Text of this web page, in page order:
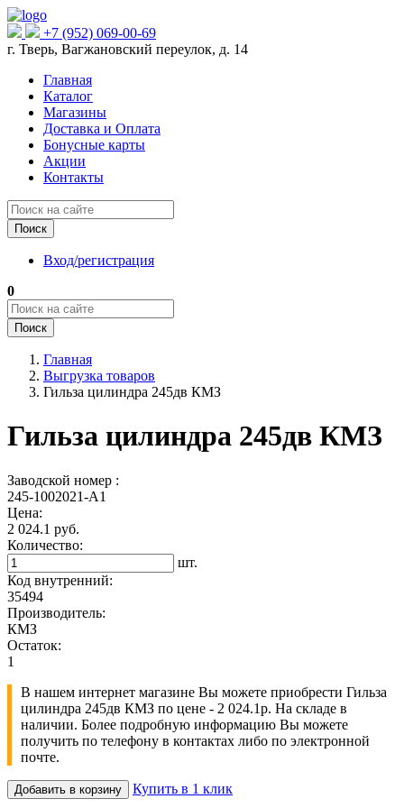
+7 (952) 069-00-69
г. Тверь, Вагжановский переулок, д. 14
Главная
Каталог
Магазины
Доставка и Оплата
Бонусные карты
Акции
Контакты
Поиск
Вход/регистрация
0
Поиск
Главная
Выгрузка товаров
Гильза цилиндра 245дв КМЗ
Гильза цилиндра 245дв КМЗ
Заводской номер :
245-1002021-А1
Цена:
2 024.1 руб.
Количество:
шт.
Код внутренний:
35494
Производитель:
КМЗ
Остаток:
1
В нашем интернет магазине Вы можете приобрести Гильза
цилиндра 245дв КМЗ по цене - 2 024.1р. На складе в
наличии. Более подробную информацию Вы можете
получить по телефону в контактах либо по электронной
почте.
Добавить в корзину Купить в 1 клик